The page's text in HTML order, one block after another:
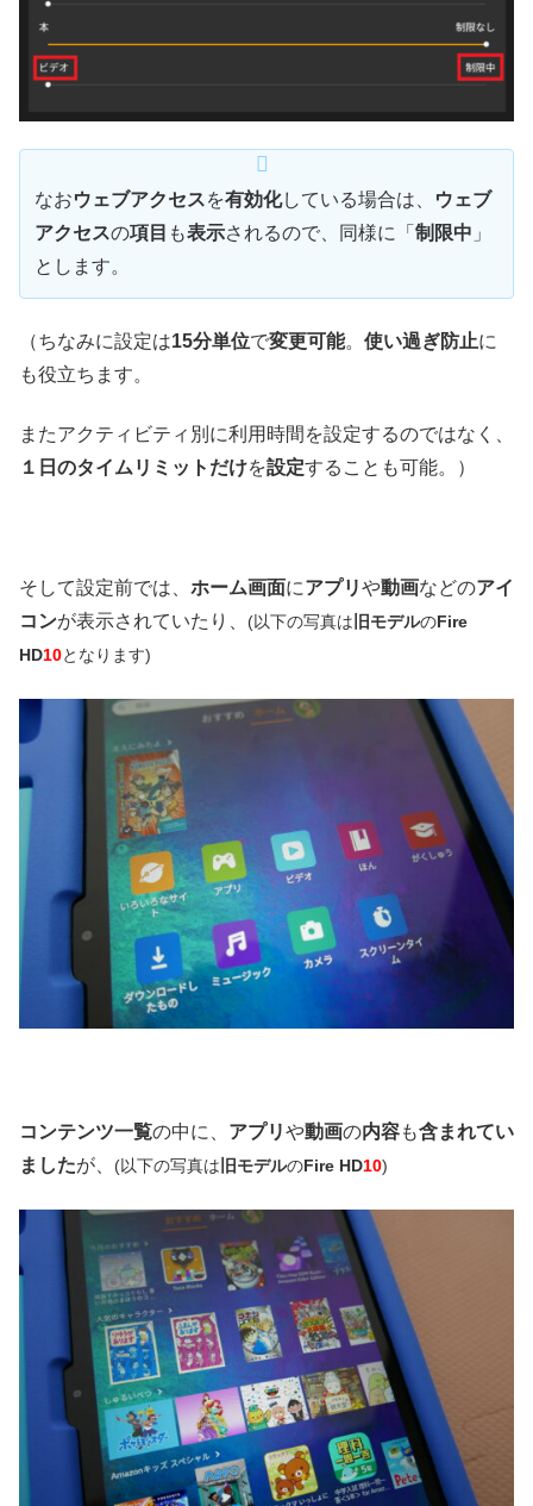
なおウェブアクセスを有効化している場合は、
ウェブ
アクセスの項目 も表示されるので、同様に「 制限中 」
とします。
（ちなみに設定は15分単位で変更可能。 使い過ぎ防止に
も役立ちます。
またアクティビティ別に利用時間を設定するのではなく、
１日のタイムリミットだけを設定することも可能。）
そして設定前では、 ホーム画面にアプリや動画などのアイ
コンが表示されていたり、 (以下の写真は 旧モデルのFire
HD10となります)
コンテンツ一覧の中に、 アプリや動画の内容も含まれてい
ましたが、 (以下の写真は 旧モデルのFire HD10)